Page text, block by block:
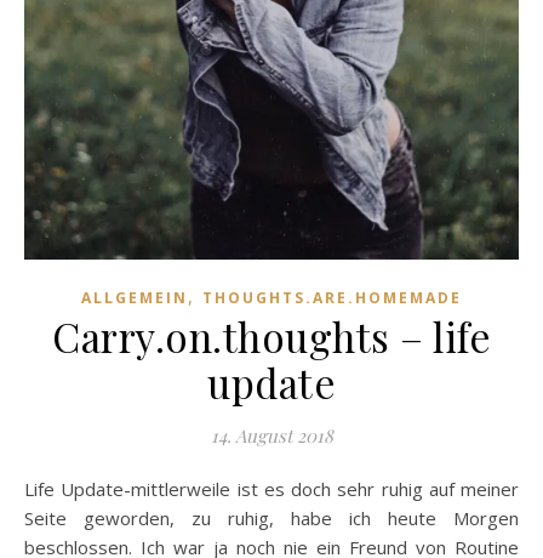
ALLGEMEIN , THOUGHTS.ARE.HOMEMADE
Carry.on.thoughts – life
update
14. August 2018
Life Update-mittlerweile ist es doch sehr ruhig auf meiner
Seite geworden, zu ruhig, habe ich heute Morgen
beschlossen. Ich war ja noch nie ein Freund von Routine